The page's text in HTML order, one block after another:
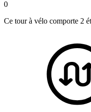
0
Ce tour à vélo comporte 2